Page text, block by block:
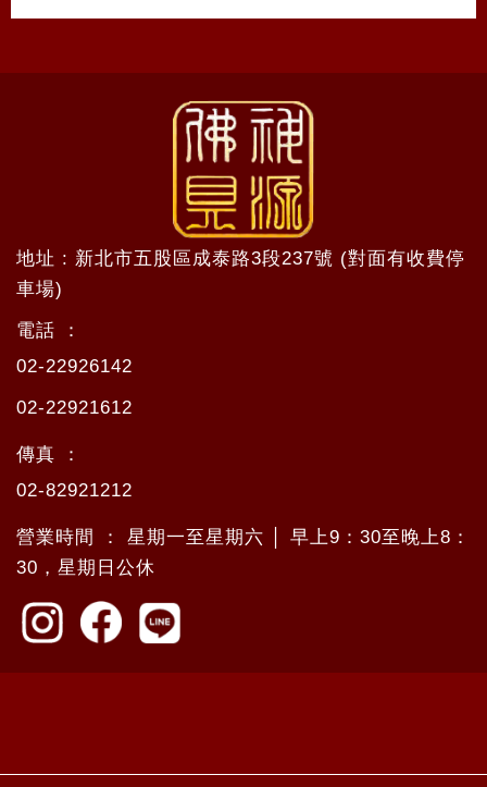
地址 : 新北市五股區成泰路3段237號 (對面有收費停
車場)
電話 ：
02-22926142
02-22921612
傳真 ：
02-82921212
營業時間 ： 星期一至星期六 │ 早上9：30至晚上8：
30，星期日公休